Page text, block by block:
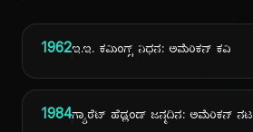
1962ಇ.ಇ. ಕಮಿಂಗ್ಸ್ ನಿಧನ: ಅಮೆರಿಕನ್ ಕವಿ
1984ಗ್ಯಾರೆಟ್ ಹೆಡ್ಲಂಡ್ ಜನ್ಮದಿನ: ಅಮೆರಿಕನ್ ನಟ